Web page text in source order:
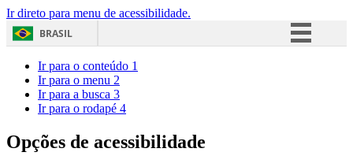
Ir direto para menu de acessibilidade.
BRASIL
Acesso à informação
Ir para o conteúdo 1
Ir para o menu 2
Ir para a busca 3
Ir para o rodapé 4
Opções de acessibilidade